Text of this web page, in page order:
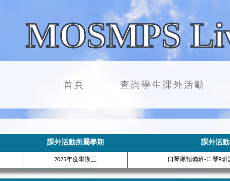
MOSMPS
首頁 查詢學生課外活動
課外活動所屬學期 課外活
2025年度學期三 口琴隊預備班-口琴B